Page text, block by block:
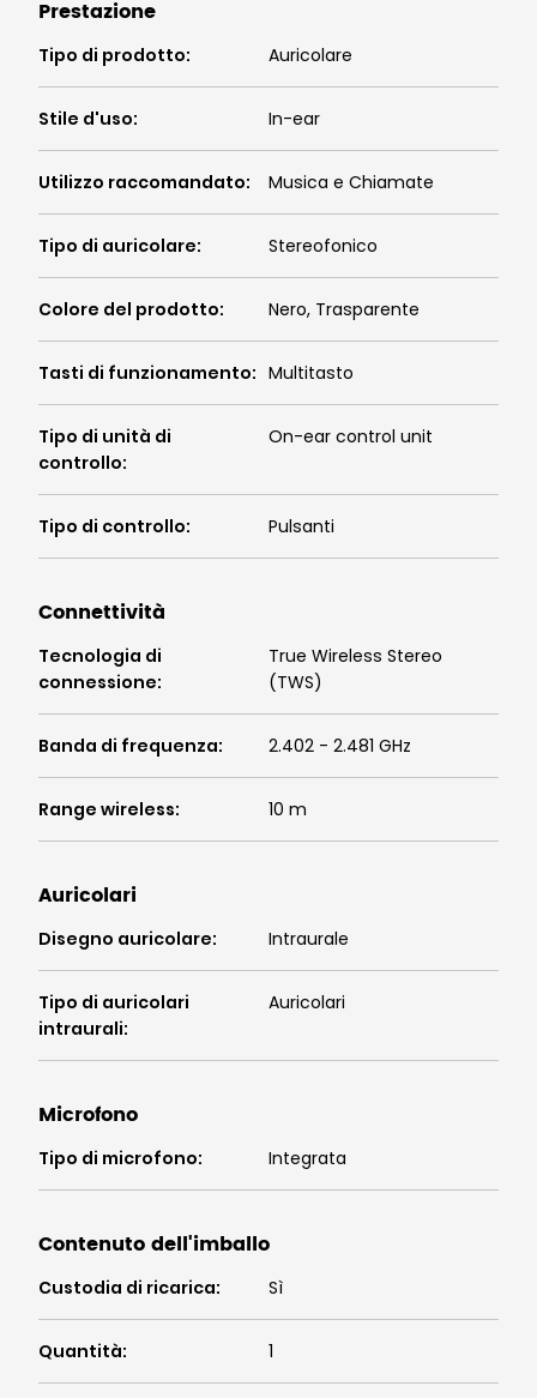
Prestazione
Tipo di prodotto: Auricolare
Stile d'uso: In-ear
Utilizzo raccomandato: Musica e Chiamate
Tipo di auricolare: Stereofonico
Colore del prodotto: Nero, Trasparente
Tasti di funzionamento: Multitasto
Tipo di unità di
controllo:
On-ear control unit
Tipo di controllo: Pulsanti
Connettività
Tecnologia di
connessione:
True Wireless Stereo
(TWS)
Banda di frequenza: 2.402 - 2.481 GHz
Range wireless: 10 m
Auricolari
Disegno auricolare: Intraurale
Tipo di auricolari
intraurali:
Auricolari
Microfono
Tipo di microfono: Integrata
Contenuto dell'imballo
Custodia di ricarica: Sì
Quantità: 1